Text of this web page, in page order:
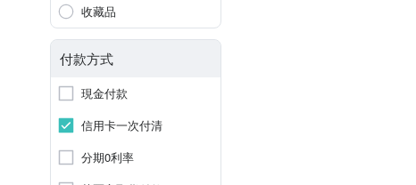
收藏品
付款方式
現金付款
信用卡一次付清
分期0利率